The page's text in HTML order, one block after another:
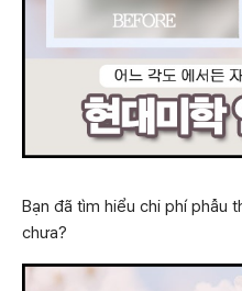
Bạn đã tìm hiểu chi phí phẫu
chưa?